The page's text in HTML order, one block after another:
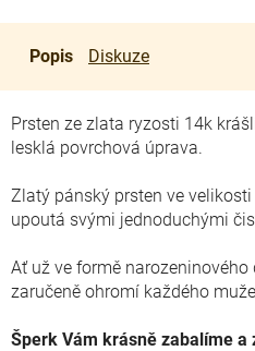
Popis Diskuze
Prsten ze zlata ryzosti 14k
lesklá povrchová úprava.
Zlatý pánský prsten ve
upoutá svými jednoduchými
Ať už ve formě narozeninového
zaručeně ohromí každého
Šperk Vám krásně zabalíme a